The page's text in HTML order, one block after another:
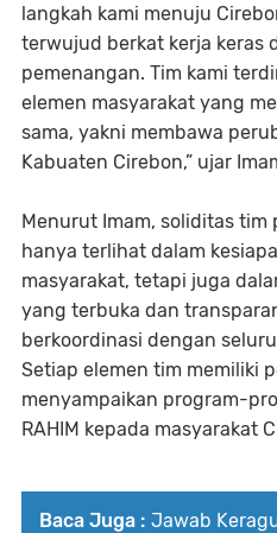
langkah kami menuju
terwujud berkat kerja keras
pemenangan. Tim kami
elemen masyarakat yang
sama, yakni membawa
Kabuaten Cirebon,” ujar
Menurut Imam, soliditas
hanya terlihat dalam
masyarakat, tetapi juga
yang terbuka dan
berkoordinasi dengan
Setiap elemen tim memiliki
menyampaikan program-
RAHIM kepada masyarakat
Baca Juga : Jawab